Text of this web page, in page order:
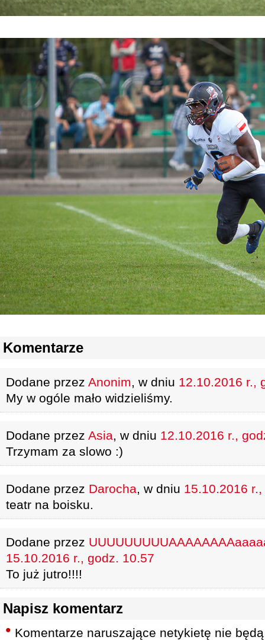
Komentarze
Dodane przez Anonim, w dniu 12.10.2016 r.,
My w ogóle mało widzieliśmy.
Dodane przez Asia, w dniu 12.10.2016 r.,
Trzymam za slowo :)
Dodane przez Darocha, w dniu 15.10.2016
teatr na boisku.
Dodane przez
15.10.2016 r., godz. 10.57
To już jutro!!!!
Napisz komentarz
Komentarze naruszające netykietę nie